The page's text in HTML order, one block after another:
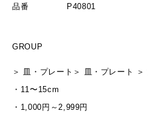
品番
P40801
GROUP
＞ 皿・プレート ＞ 皿・プレート ＞
・ 11〜15cm
・ 1,000円～2,999円